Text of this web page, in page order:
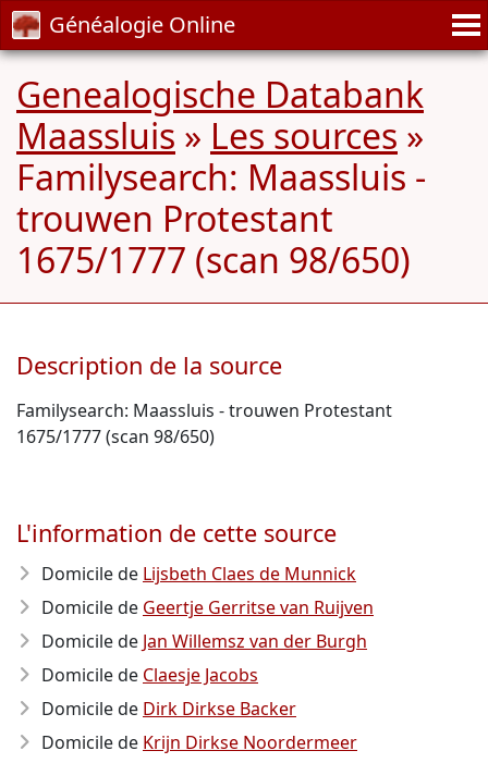
Généalogie Online
Genealogische Databank
Maassluis » Les sources »
Familysearch: Maassluis -
trouwen Protestant
1675/1777 (scan 98/650)
Description de la source
Familysearch: Maassluis - trouwen Protestant
1675/1777 (scan 98/650)
L'information de cette source
Domicile de Lijsbeth Claes de Munnick
Domicile de Geertje Gerritse van Ruijven
Domicile de Jan Willemsz van der Burgh
Domicile de Claesje Jacobs
Domicile de Dirk Dirkse Backer
Domicile de Krijn Dirkse Noordermeer